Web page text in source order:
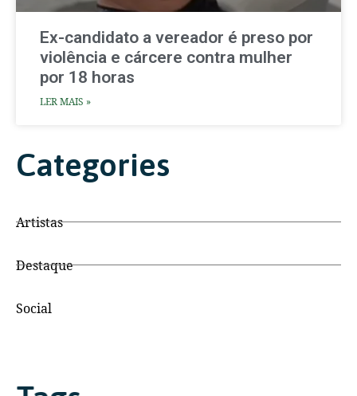
Ex-candidato a vereador é preso por
violência e cárcere contra mulher
por 18 horas
LER MAIS »
Categories
Artistas
Destaque
Social